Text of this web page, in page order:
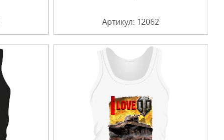
Артикул: 12062